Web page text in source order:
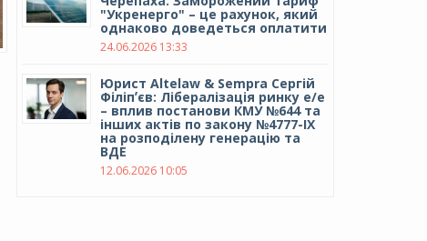
"Укренерго" – це рахунок, який
однаково доведеться оплатити
24.06.2026 13:33
Юрист Altelaw & Sempra Сергій
Філіпʼєв: Лібералізація ринку е/е
– вплив постанови КМУ №644 та
інших актів по закону №4777-IX
на розподілену генерацію та
ВДЕ
12.06.2026 10:05